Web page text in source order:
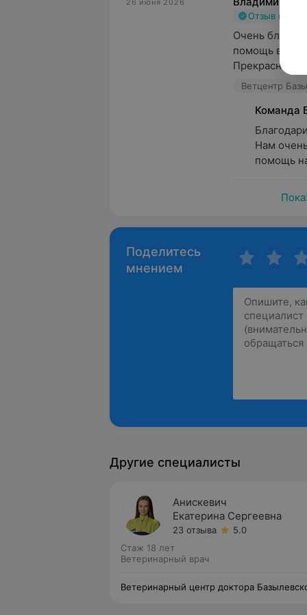
26 июня 2026
Отзыв
Очень
помощь в
Прекрасный
Ветцентр
Команда
Нам
помощь
Поделитесь
мнением
Другие специалисты
Анискевич
Екатерина Сергеевна
23 отзыва
5.0
Стаж 18 лет
Ветеринарный врач
Ветеринарный центр доктора